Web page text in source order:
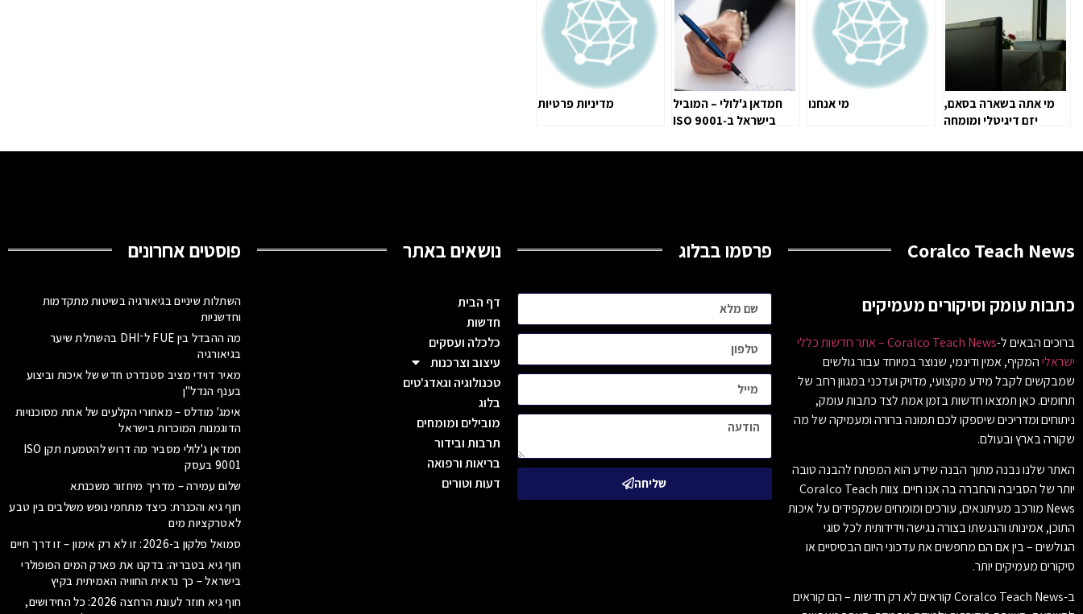
מי אתה בשארה בסאם,
יזם דיגיטלי ומומחה
מי אנחנו
חמדאן ג'לולי – המוביל
בישראל ב‑ISO 9001
מנצחים לעסקים
מדיניות פרטיות
Coralco Teach News
כתבות עומק וסיקורים מעמיקים
ברוכים הבאים ל-
Coralco Teach News – אתר חדשות כללי
ישראליהמקיף, אמין ודינמי, שנוצר במיוחד עבור גולשים
שמבקשים לקבל מידע מקצועי, מדויק ועדכני במגוון רחב של
תחומים. כאן תמצאו חדשות בזמן אמת לצד כתבות עומק,
ניתוחים ומדריכים שיספקו לכם תמונה ברורה ומעמיקה של מה
שקורה בארץ ובעולם.
האתר שלנו נבנה מתוך הבנה שידע הוא המפתח להבנה טובה
יותר של הסביבה והחברה בה אנו חיים. צוות Coralco Teach
News מורכב מעיתונאים, עורכים ומומחים שמקפידים על איכות
התוכן, אמינותו והנגשתו בצורה נגישה וידידותית לכל סוגי
הגולשים – בין אם הם מחפשים את עדכוני היום הבסיסיים או
סיקורים מעמיקים יותר.
ב-Coralco Teach News קוראים לא רק חדשות – הם קוראים
פרסמו בבלוג
שליחה
נושאים באתר
דף הבית
חדשות
כלכלה ועסקים
עיצוב וצרכנות
טכנולוגיה וגאדג'טים
בלוג
מובילים ומומחים
תרבות ובידור
בריאות ורפואה
דעות וטורים
פוסטים אחרונים
השתלות שיניים בגיאורגיה בשיטות מתקדמות
וחדשניות
מה ההבדל בין FUE ל־DHI בהשתלת שיער
בגיאורגיה
מאיר דוידי מציב סטנדרט חדש של איכות וביצוע
בענף הנדל"ן
אימג' מודלס – מאחורי הקלעים של אחת מסוכנויות
הדוגמנות המוכרות בישראל
חמדאן ג'לולי מסביר מה דרוש להטמעת תקן ISO
9001 בעסק
שלום עמירה – מדריך מיחזור משכנתא
חוף גיא והכנרת: כיצד מתחמי נופש משלבים בין טבע
לאטרקציות מים
סמואל פלקון ב-2026: זו לא רק אימון – זו דרך חיים
חוף גיא בטבריה: בדקנו את פארק המים הפופולרי
בישראל – כך נראית החוויה האמיתית בקיץ
חוף גיא חוזר לעונת הרחצה 2026: כל החידושים,